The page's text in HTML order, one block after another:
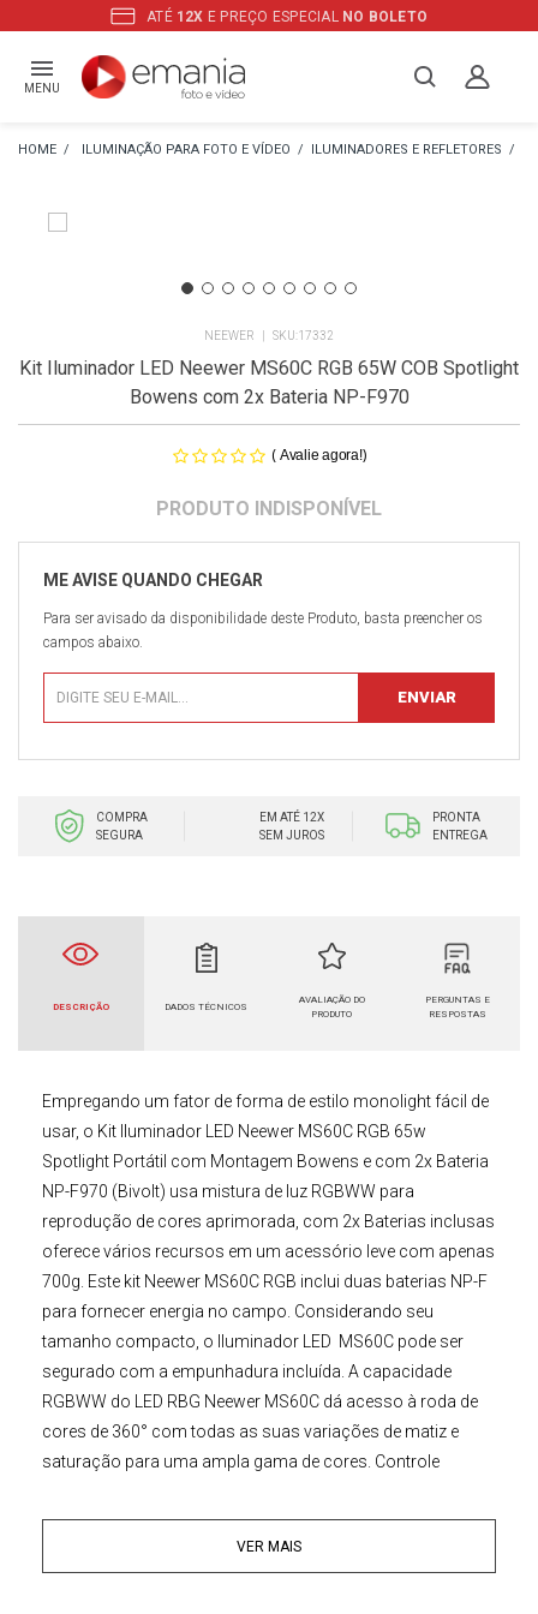
ATÉ 12X E PREÇO ESPECIAL NO BOLETO
MENU
ILUMINAÇÃO PARA FOTO E VÍDEO ILUMINADORES E REFLETORES
NEEWER 17332
Kit Iluminador LED Neewer MS60C RGB 65W COB Spotlight
Bowens com 2x Bateria NP-F970
( Avalie agora!)
Para ser avisado da disponibilidade deste Produto, basta preencher os
campos abaixo.
COMPRA
SEGURA
EM ATÉ 12X
SEM JUROS
PRONTA
ENTREGA
DESCRIÇÃO DADOS TÉCNICOS
AVALIAÇÃO DO
PRODUTO
PERGUNTAS E
RESPOSTAS
Empregando um fator de forma de estilo monolight fácil de
usar, o Kit Iluminador LED Neewer MS60C RGB 65w
Spotlight Portátil com Montagem Bowens e com 2x Bateria
NP-F970 (Bivolt) usa mistura de luz RGBWW para
reprodução de cores aprimorada, com 2x Baterias inclusas
oferece vários recursos em um acessório leve com apenas
700g. Este kit Neewer MS60C RGB inclui duas baterias NP-F
para fornecer energia no campo. Considerando seu
tamanho compacto, o
Iluminador LED MS60C pode ser
segurado com a empunhadura incluída. A capacidade
RGBWW do
LED RBG Neewer MS60C dá acesso à roda de
cores de 360° com todas as suas variações de matiz e
saturação para uma ampla gama de cores. Controle
aplicativo para ajustar o CCT e o HSI e selecione entre 17
Portátil Spotlight
VER MAIS